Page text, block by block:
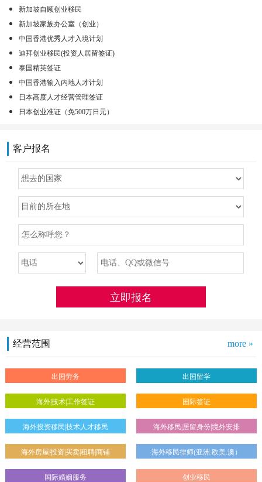
新加坡自顾创业移民
新加坡家族办公室（创业）
中国香港优秀人才入境计划
迪拜创业移民(投资人居留签证)
泰国精英签证
中国香港输入内地人才计划
日本高度人才经营管理签证
日本创业准证（免500万日元）
客户报名
经营范围 more »
出国劳务 出国留学
海外|技术|工作签证 国际签证
海外投资移民|技术人才移民 海外移民|居留身份|境外安排
海外房屋|投资|买卖|租聘|商铺 海外移民律师(亚洲.欧美.澳）
国际婚姻服务 创业移民